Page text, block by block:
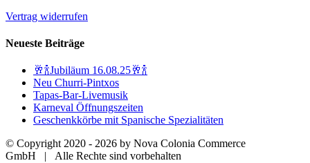
Vertrag widerrufen
Neueste Beiträge
🥂🍾Jubiläum 16.08.25🥂🍾
Neu Churri-Pintxos
Tapas-Bar-Livemusik
Karneval Öffnungszeiten
Geschenkkörbe mit Spanische Spezialitäten
© Copyright 2020 - 2026 by Nova Colonia Commerce
GmbH | Alle Rechte sind vorbehalten